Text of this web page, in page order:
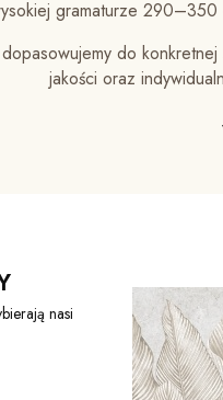
gramaturze 290–350
do
jakości oraz
nasi